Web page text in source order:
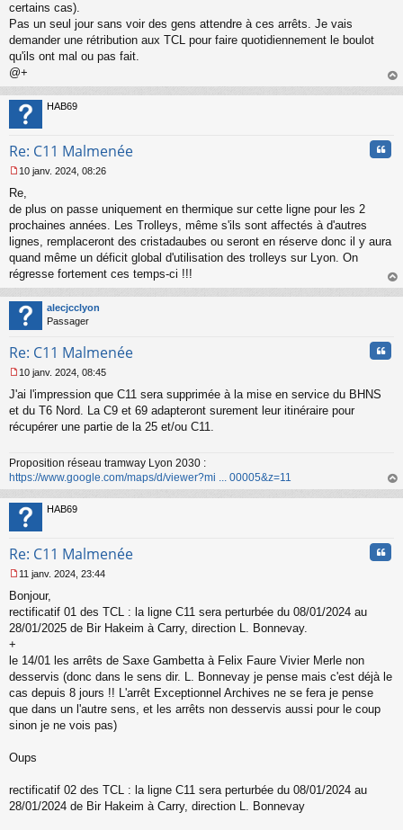
certains cas).
Pas un seul jour sans voir des gens attendre à ces arrêts. Je vais
demander une rétribution aux TCL pour faire quotidiennement le boulot
qu'ils ont mal ou pas fait.
@+
au
HAB69
Re: C11 Malmenée
e
s
s
g
e
n
o
n
l
u
10 janv. 2024, 08:26
Re,
de plus on passe uniquement en thermique sur cette ligne pour les 2
prochaines années. Les Trolleys, même s'ils sont affectés à d'autres
lignes, remplaceront des cristadaubes ou seront en réserve donc il y aura
quand même un déficit global d'utilisation des trolleys sur Lyon. On
régresse fortement ces temps-ci !!!
au
alecjcclyon
Passager
Re: C11 Malmenée
e
s
s
e
n
o
n
l
u
10 janv. 2024, 08:45
J'ai l'impression que C11 sera supprimée à la mise en service du BHNS
et du T6 Nord. La C9 et 69 adapteront surement leur itinéraire pour
récupérer une partie de la 25 et/ou C11.
Proposition réseau tramway Lyon 2030 :
https://www.google.com/maps/d/viewer?mi ... 00005&z=11
au
HAB69
Re: C11 Malmenée
e
s
s
e
n
o
n
u
11 janv. 2024, 23:44
Bonjour,
rectificatif 01 des TCL : la ligne C11 sera perturbée du 08/01/2024 au
28/01/2025 de Bir Hakeim à Carry, direction L. Bonnevay.
+
le 14/01 les arrêts de Saxe Gambetta à Felix Faure Vivier Merle non
desservis (donc dans le sens dir. L. Bonnevay je pense mais c'est déjà le
cas depuis 8 jours !! L'arrêt Exceptionnel Archives ne se fera je pense
que dans un l'autre sens, et les arrêts non desservis aussi pour le coup
sinon je ne vois pas)
Oups
rectificatif 02 des TCL : la ligne C11 sera perturbée du 08/01/2024 au
28/01/2024 de Bir Hakeim à Carry, direction L. Bonnevay